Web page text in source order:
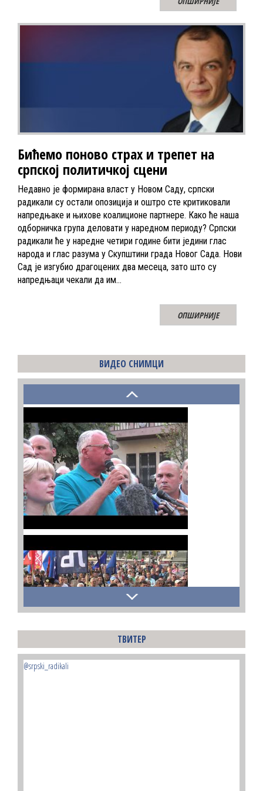
Бићемо поново страх и трепет на
српској политичкој сцени
Недавно је формирана власт у Новом Саду, српски
радикали су остали опозиција и оштро сте критиковали
напредњаке и њихове коалиционе партнере. Како ће наша
одборничка група деловати у наредном периоду? Српски
радикали ће у наредне четири године бити једини глас
народа и глас разума у Скупштини града Новог Сада. Нови
Сад је изгубио драгоцених два месеца, зато што су
напредњаци чекали да им…
ОПШИРНИЈЕ
ВИДЕО СНИМЦИ
ТВИТЕР
@srpski_radikali